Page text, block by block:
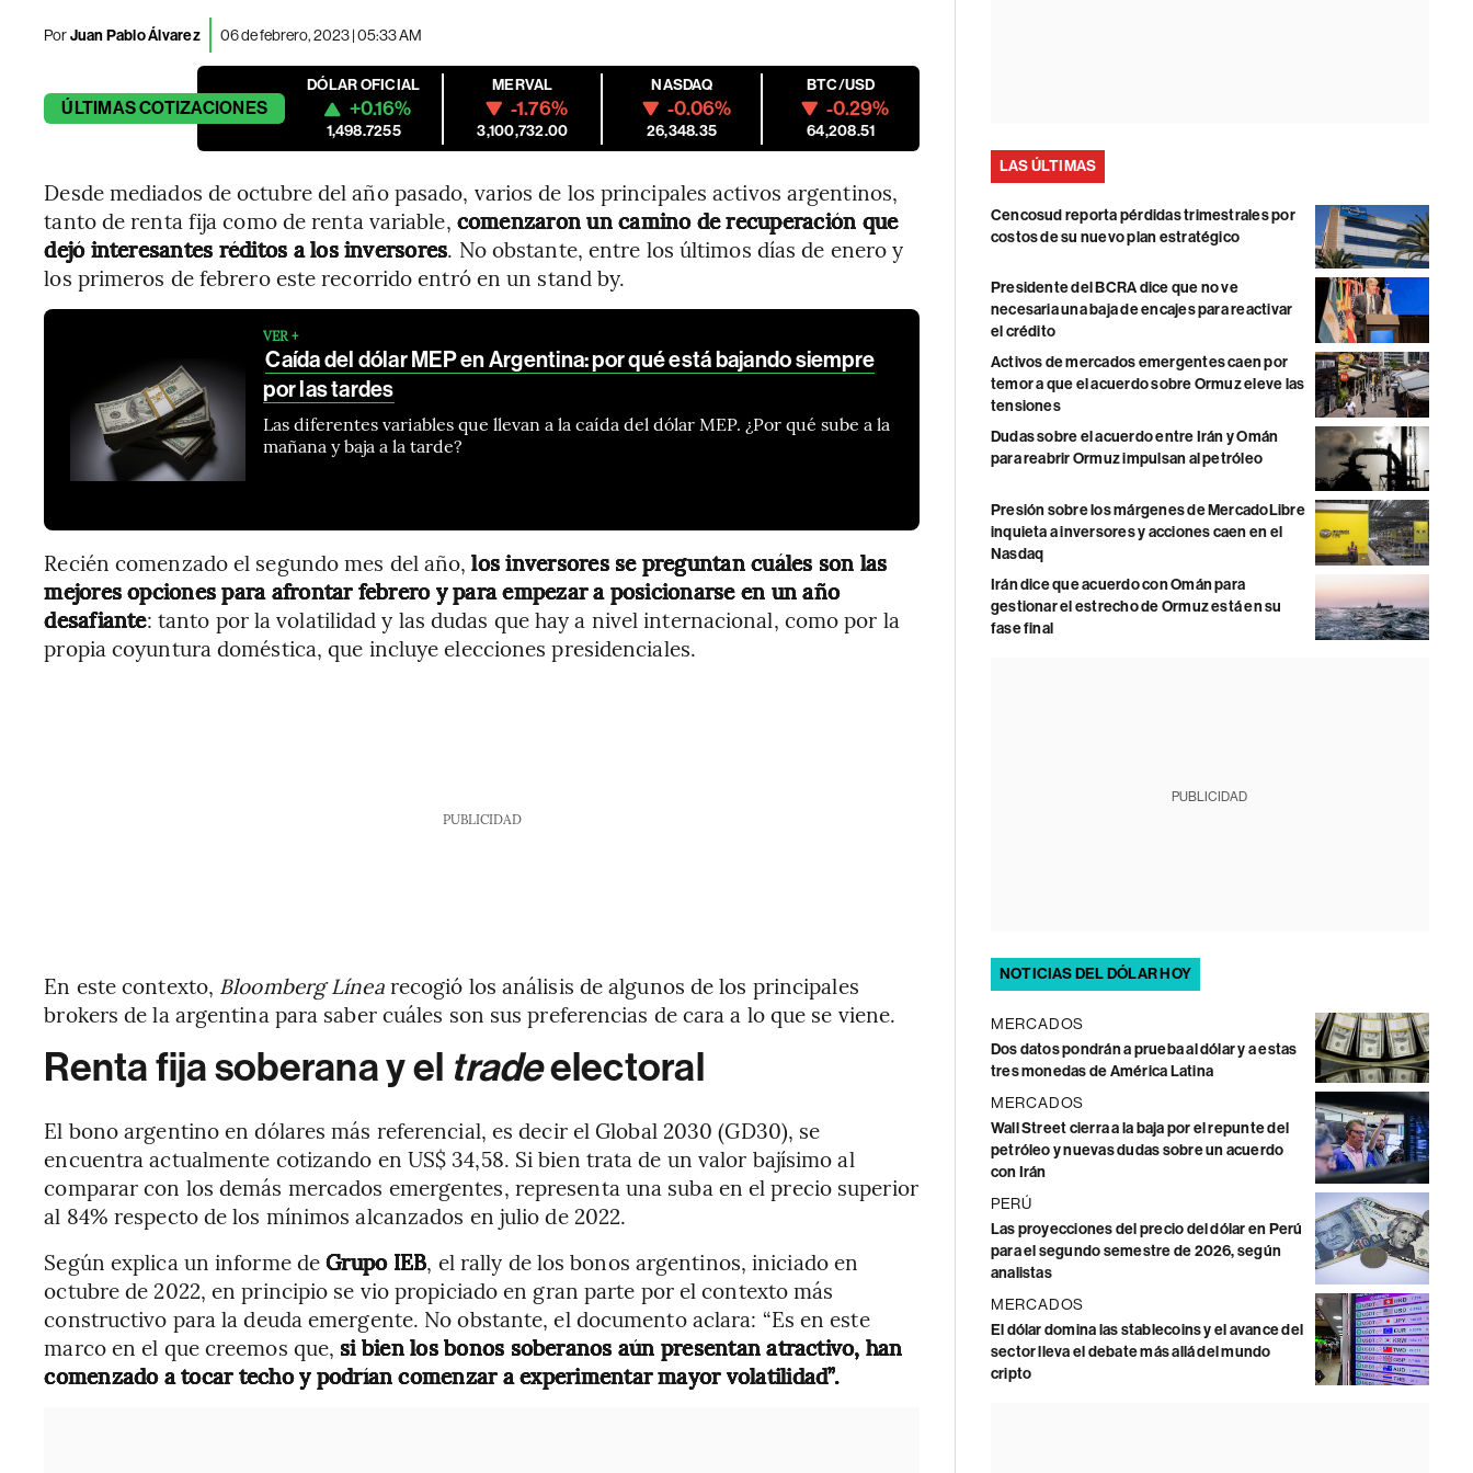
PorJuan Pablo Álvarez 06 de febrero, 2023 | 05:33 AM
ÚLTIMASCOTIZACIONES
DÓLAR OFICIAL
+0.16%
1,498.7255
MERVAL
-1.76%
3,100,732.00
NASDAQ
-0.06%
26,348.35
BTC/USD
-0.29%
64,208.51
Desde mediados de octubre del año pasado, varios de los principales activos argentinos,
tanto de renta fija como de renta variable, comenzaron un camino de recuperación que
dejó interesantes réditos a los inversores. No obstante, entre los últimos días de enero y
los primeros de febrero este recorrido entró en un stand by.
VER +
Caída del dólar MEP en Argentina: por qué está bajando siempre
por las tardes
Las diferentes variables que llevan a la caída del dólar MEP. ¿Por qué sube a la
mañana y baja a la tarde?
Recién comenzado el segundo mes del año,los inversores se preguntan cuáles son las
mejores opciones para afrontar febrero y para empezar a posicionarse en un año
desafiante: tanto por la volatilidad y las dudas que hay a nivel internacional, como por la
propia coyuntura doméstica, que incluye elecciones presidenciales.
PUBLICIDAD
En este contexto, Bloomberg Línearecogió los análisis de algunos de los principales
brokers de la argentina para saber cuáles son sus preferencias de cara a lo que se viene.
Renta fija soberana y el tradeelectoral
El bono argentino en dólares más referencial, es decir el Global 2030 (GD30), se
encuentra actualmente cotizando en US$ 34,58. Si bien trata de un valor bajísimo al
comparar con los demás mercados emergentes, representa una suba en el precio superior
al 84% respecto de los mínimos alcanzados en julio de 2022.
Según explica un informe deGrupo IEB, el rally de los bonos argentinos, iniciado en
octubre de 2022, en principio se vio propiciado en gran parte por el contexto más
constructivo para la deuda emergente. No obstante, el documento aclara: “Es en este
marco en el que creemos que, si bien los bonos soberanos aún presentan atractivo, han
comenzado a tocar techo y podrían comenzar a experimentar mayor volatilidad”.
LAS ÚLTIMAS
Cencosud reporta pérdidas trimestrales por
costos de su nuevo plan estratégico
Presidente del BCRA dice que no ve
necesaria una baja de encajes para reactivar
el crédito
Activos de mercados emergentes caen por
temor a que el acuerdo sobre Ormuz eleve las
tensiones
Dudas sobre el acuerdo entre Irán y Omán
para reabrir Ormuz impulsan al petróleo
Presión sobre los márgenes de MercadoLibre
inquieta a inversores y acciones caen en el
Nasdaq
Irán dice que acuerdo con Omán para
gestionar el estrecho de Ormuz está en su
fase final
PUBLICIDAD
NOTICIAS DEL DÓLAR HOY
MERCADOS
Dos datos pondrán a prueba al dólar y a estas
tres monedas de América Latina
MERCADOS
Wall Street cierra a la baja por el repunte del
petróleo y nuevas dudas sobre un acuerdo
con Irán
PERÚ
Las proyecciones del precio del dólar en Perú
para el segundo semestre de 2026, según
analistas
MERCADOS
El dólar domina las stablecoins y el avance del
sector lleva el debate más allá del mundo
cripto